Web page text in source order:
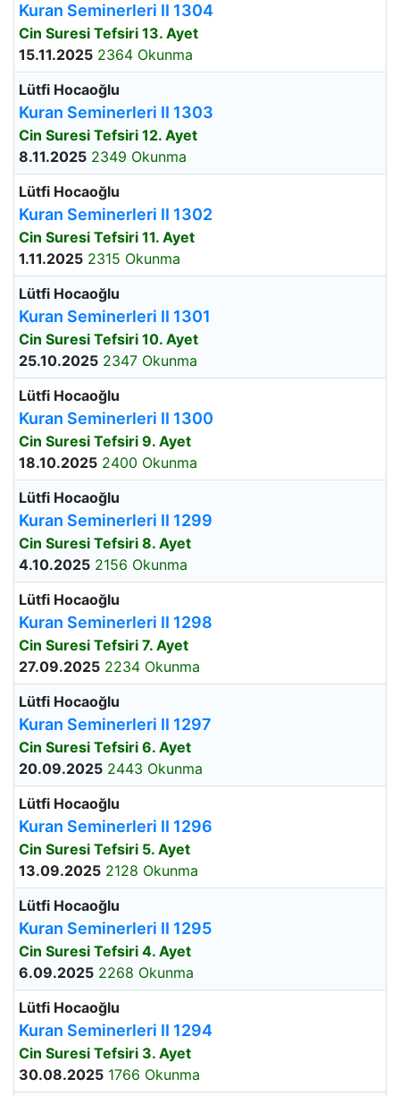
Kuran Seminerleri II 1304
Cin Suresi Tefsiri 13. Ayet
15.11.2025 2364 Okunma
Lütfi Hocaoğlu
Kuran Seminerleri II 1303
Cin Suresi Tefsiri 12. Ayet
8.11.2025 2349 Okunma
Lütfi Hocaoğlu
Kuran Seminerleri II 1302
Cin Suresi Tefsiri 11. Ayet
1.11.2025 2315 Okunma
Lütfi Hocaoğlu
Kuran Seminerleri II 1301
Cin Suresi Tefsiri 10. Ayet
25.10.2025 2347 Okunma
Lütfi Hocaoğlu
Kuran Seminerleri II 1300
Cin Suresi Tefsiri 9. Ayet
18.10.2025 2400 Okunma
Lütfi Hocaoğlu
Kuran Seminerleri II 1299
Cin Suresi Tefsiri 8. Ayet
4.10.2025 2156 Okunma
Lütfi Hocaoğlu
Kuran Seminerleri II 1298
Cin Suresi Tefsiri 7. Ayet
27.09.2025 2234 Okunma
Lütfi Hocaoğlu
Kuran Seminerleri II 1297
Cin Suresi Tefsiri 6. Ayet
20.09.2025 2443 Okunma
Lütfi Hocaoğlu
Kuran Seminerleri II 1296
Cin Suresi Tefsiri 5. Ayet
13.09.2025 2128 Okunma
Lütfi Hocaoğlu
Kuran Seminerleri II 1295
Cin Suresi Tefsiri 4. Ayet
6.09.2025 2268 Okunma
Lütfi Hocaoğlu
Kuran Seminerleri II 1294
Cin Suresi Tefsiri 3. Ayet
30.08.2025 1766 Okunma